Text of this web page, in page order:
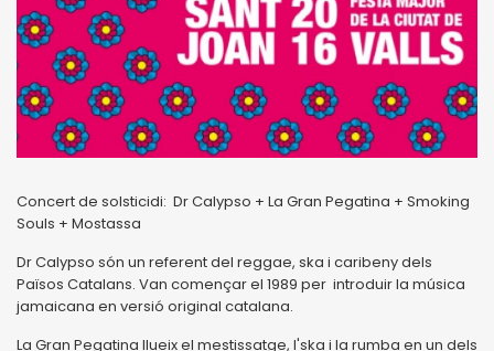
Concert de solsticidi: Dr Calypso + La Gran Pegatina + Smoking
Souls + Mostassa
Dr Calypso són un referent del reggae, ska i caribeny dels
Països Catalans. Van començar el 1989 per introduir la música
jamaicana en versió original catalana.
La Gran Pegatina llueix el mestissatge, l'ska i la rumba en un dels